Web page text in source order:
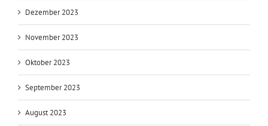
Dezember 2023
November 2023
Oktober 2023
September 2023
August 2023